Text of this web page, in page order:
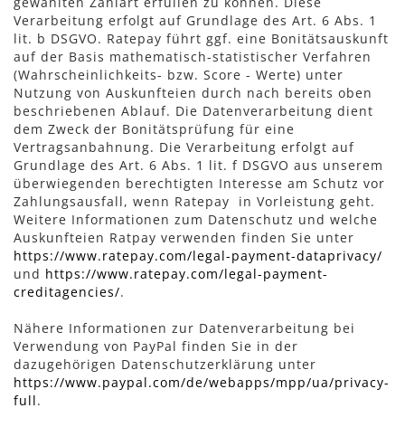
Verarbeitung erfolgt auf Grundlage des Art. 6 Abs. 1
lit. b DSGVO. Ratepay führt ggf. eine Bonitätsauskunft
auf der Basis mathematisch-statistischer Verfahren
(Wahrscheinlichkeits- bzw. Score - Werte) unter
Nutzung von Auskunfteien durch nach bereits oben
beschriebenen Ablauf. Die Datenverarbeitung dient
dem Zweck der Bonitätsprüfung für eine
Vertragsanbahnung. Die Verarbeitung erfolgt auf
Grundlage des Art. 6 Abs. 1 lit. f DSGVO aus unserem
überwiegenden berechtigten Interesse am Schutz vor
Zahlungsausfall, wenn Ratepay in Vorleistung geht.
Weitere Informationen zum Datenschutz und welche
Auskunfteien Ratpay verwenden finden Sie unter
https://www.ratepay.com/legal-payment-dataprivacy/
und https://www.ratepay.com/legal-payment-
creditagencies/.
Nähere Informationen zur Datenverarbeitung bei
Verwendung von PayPal finden Sie in der
dazugehörigen Datenschutzerklärung unter
https://www.paypal.com/de/webapps/mpp/ua/privacy-
full.